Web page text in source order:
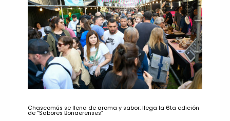
Chascomús se llena de aroma y sabor: llega la 6ta edición
de “Sabores Bonaerenses”